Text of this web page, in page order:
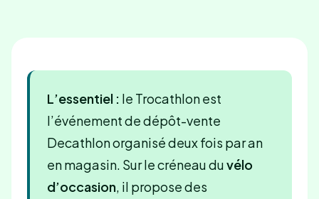
L’essentiel : le Trocathlon est
l’événement de dépôt-vente
Decathlon organisé deux fois par an
en magasin. Sur le créneau duvélo
d’occasion, il propose des